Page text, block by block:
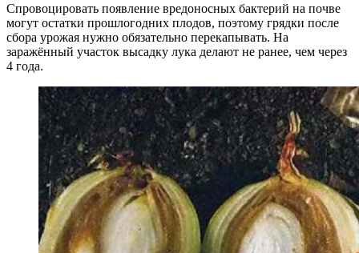
Спровоцировать появление вредоносных бактерий на почве
могут остатки прошлогодних плодов, поэтому грядки после
сбора урожая нужно обязательно перекапывать. На
заражённый участок высадку лука делают не ранее, чем через
4 года.